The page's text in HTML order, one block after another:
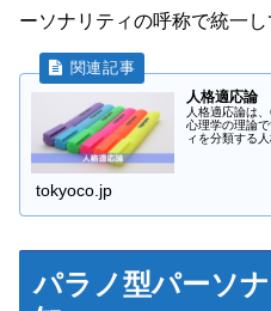
ーソナリティの呼称で統一し
人格適応論
人格適応論は
心理学の理論
ィを分類する
tokyoco.jp
パラノ型パーソ